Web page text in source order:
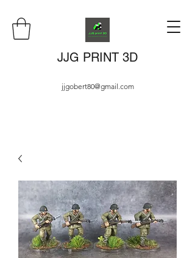
JJG PRINT 3D
jjgobert80@gmail.com